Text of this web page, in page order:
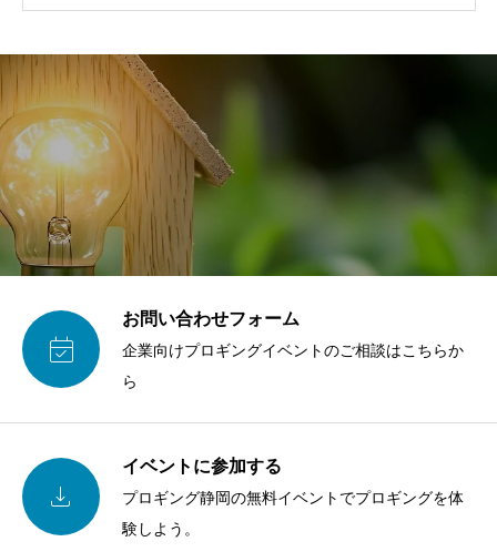

お問い合わせフォーム
企業向けプロギングイベントのご相談はこちらか
ら

イベントに参加する
プロギング静岡の無料イベントでプロギングを体
験しよう。